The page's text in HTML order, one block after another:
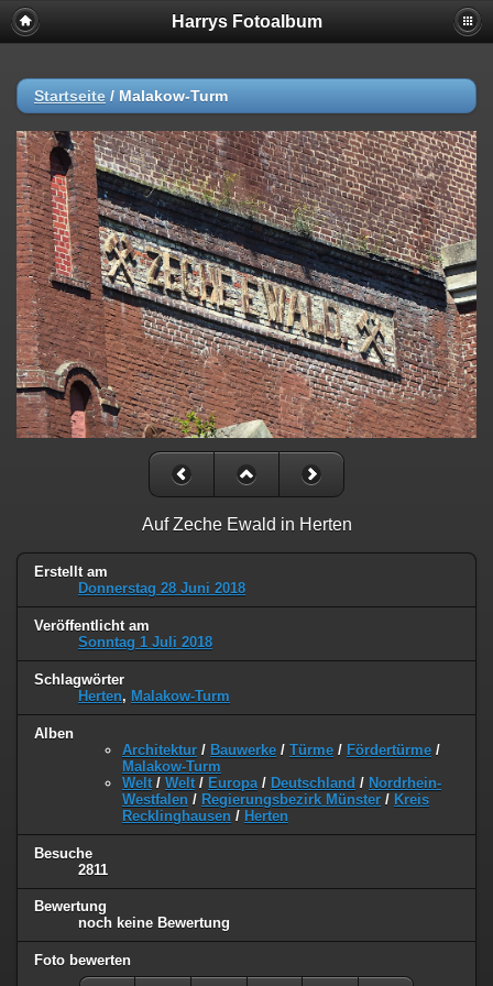
Harrys Fotoalbum
Startseite / Malakow-Turm
Auf Zeche Ewald in Herten
Erstellt am
Donnerstag 28 Juni 2018
Veröffentlicht am
Sonntag 1 Juli 2018
Schlagwörter
Herten, Malakow-Turm
Alben
Architektur / Bauwerke / Türme / Fördertürme /
Malakow-Turm
Welt / Welt / Europa / Deutschland / Nordrhein-
Westfalen / Regierungsbezirk Münster / Kreis
Recklinghausen / Herten
Besuche
2811
Bewertung
noch keine Bewertung
Foto bewerten